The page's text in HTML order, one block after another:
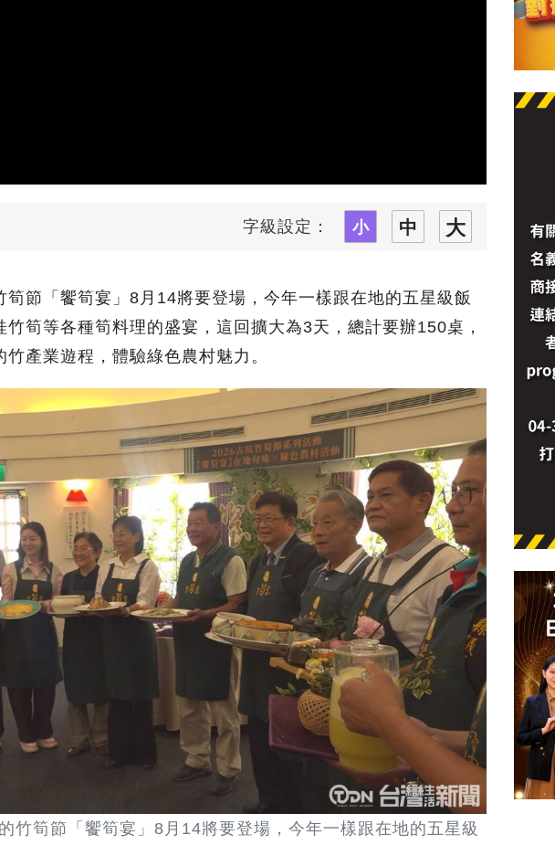
字級設定：
節「饗筍宴」8月14將要登場，今年一樣跟在地的五星級飯
筍等各種筍料理的盛宴，這回擴大為3天，總計要辦150桌，
產業遊程，體驗綠色農村魅力。
竹筍節「饗筍宴」8月14將要登場，今年一樣跟在地的五星級